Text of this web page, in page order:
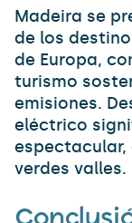
Madeira se
de los
de Europa,
turismo
emisiones.
eléctrico
espectacular,
verdes valles.